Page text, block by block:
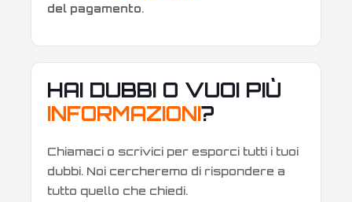
del pagamento.
HAI DUBBI O VUOI PIÙ
INFORMAZIONI?
Chiamaci o scrivici per esporci tutti i tuoi
dubbi. Noi cercheremo di rispondere a
tutto quello che chiedi.